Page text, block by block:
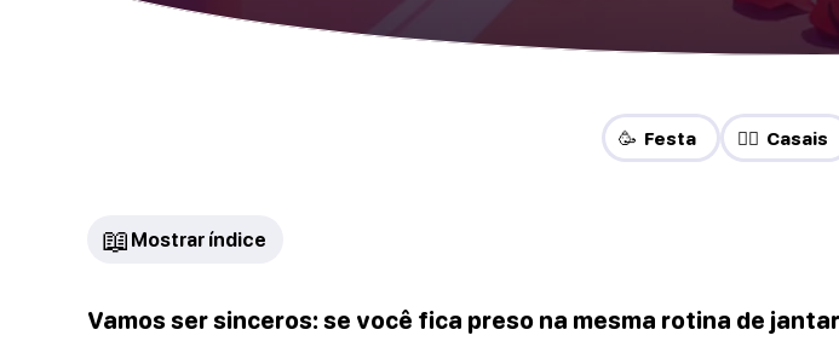
🥳 Festa ❤️‍🔥 Casais
📖 Mostrar índice
Vamos ser sinceros: se você fica preso na mesma rotina de